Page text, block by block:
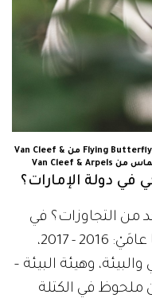
إطلالة من Chi-Ka / خاتم Flying Butterfly between the finger من Van Cleef &
في دولة الإمارات؟
من التجاوزات؟ في
أحدث دراسة مسحية، تم إجراؤها عامَيْ: 2016 - 2017،
وهيئة البيئة –
ملحوظ في الكتلة